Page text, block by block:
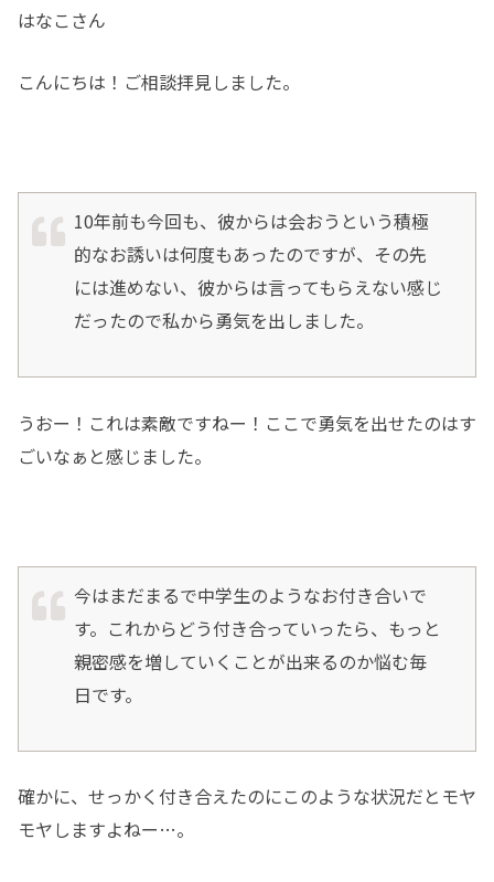
はなこさん
こんにちは！ご相談拝見しました。
10年前も今回も、彼からは会おうという積極
的なお誘いは何度もあったのですが、その先
には進めない、彼からは言ってもらえない感じ
だったので私から勇気を出しました。
うおー！これは素敵ですねー！ここで勇気を出せたのはす
ごいなぁと感じました。
今はまだまるで中学生のようなお付き合いで
す。これからどう付き合っていったら、もっと
親密感を増していくことが出来るのか悩む毎
日です。
確かに、せっかく付き合えたのにこのような状況だとモヤ
モヤしますよねー…。